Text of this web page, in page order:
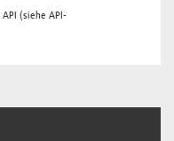
API (siehe API-